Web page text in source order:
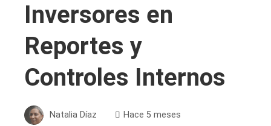
Inversores en
Reportes y
Controles Internos
Natalia Díaz
Hace 5 meses